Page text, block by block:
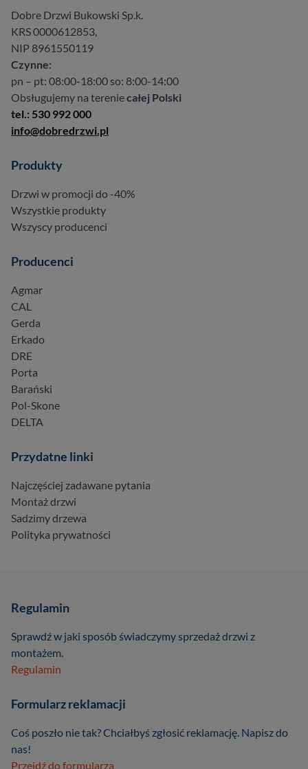
Dobre Drzwi Bukowski Sp.k.
KRS 0000612853,
NIP 8961550119
Czynne:
pn – pt: 08:00-18:00 so: 8:00-14:00
Obsługujemy na tereniecałej Polski
tel.: 530 992 000
info@dobredrzwi.pl
Produkty
Drzwi w promocji do -40%
Wszystkie produkty
Wszyscy producenci
Producenci
Agmar
CAL
Gerda
Erkado
DRE
Porta
Barański
Pol-Skone
DELTA
Przydatne linki
Najczęściej zadawane pytania
Montaż drzwi
Sadzimy drzewa
Polityka prywatności
Regulamin
Sprawdź w jaki sposób świadczymy sprzedaż drzwi z
montażem.
Regulamin
Formularz reklamacji
Coś poszło nie tak? Chciałbyś zgłosić reklamację. Napisz do
nas!
Przejdź do formularza